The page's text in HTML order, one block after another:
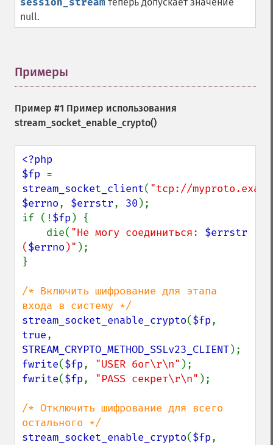
null.
Примеры
Пример #1 Пример использования
stream_socket_enable_crypto()
<?php
$fp
stream_socket_client( "tcp://
$errno, $errstr, 30 );
if (!$fp ) {
    die(
"Не могу соединиться: $errstr
($errno )" );
}
/* Включить шифрование для этапа
stream_socket_enable_crypto($fp
true
STREAM_CRYPTO_METHOD_SSLv23_CLIENT
fwrite($fp, "USER бог\r\n"
fwrite($fp, "PASS секрет\r\n" );
/* Отключить шифрование для всего
stream_socket_enable_crypto($fp